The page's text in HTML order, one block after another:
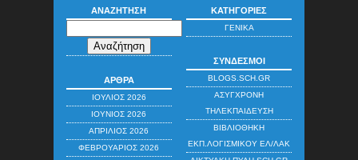
ΑΝΑΖΉΤΗΣΗ
ΆΡΘΡΑ
ΙΟΎΛΙΟΣ 2026
ΙΟΎΝΙΟΣ 2026
ΑΠΡΊΛΙΟΣ 2026
ΦΕΒΡΟΥΆΡΙΟΣ 2026
ΚΑΤΗΓΟΡΊΕΣ
ΓΕΝΙΚΆ
ΣΎΝΔΕΣΜΟΙ
BLOGS.SCH.GR
ΑΣΎΓΧΡΟΝΗ
ΤΗΛΕΚΠΑΊΔΕΥΣΗ
ΒΙΒΛΙΟΘΉΚΗ
ΕΚΠ.ΛΟΓΙΣΜΙΚΟΎ ΕΛ/ΛΑΚ